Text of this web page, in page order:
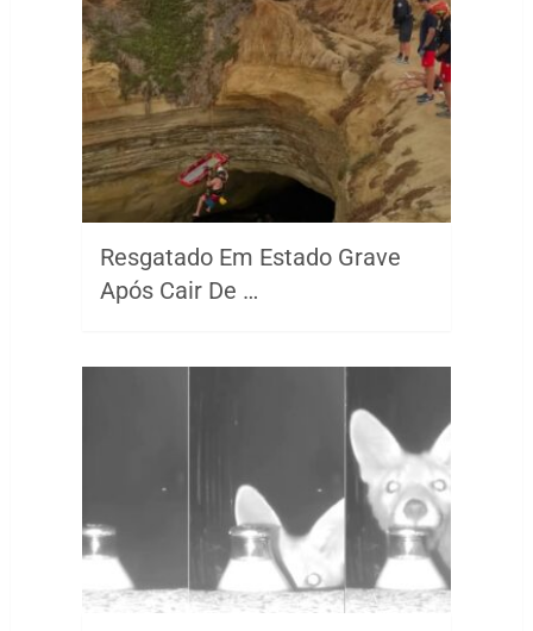
Resgatado Em Estado Grave
Após Cair De …